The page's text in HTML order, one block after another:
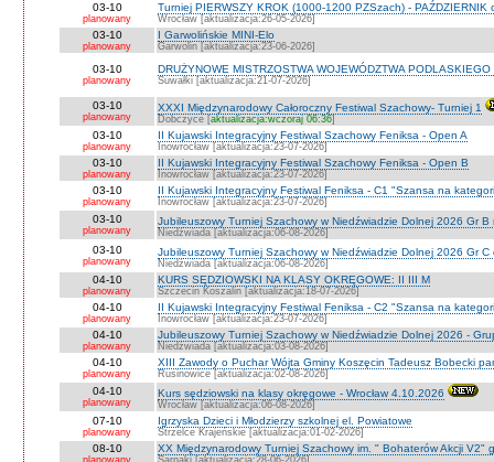
03-10
planowany
Turniej PIERWSZY KROK (1000-1200 PZSzach) - PAŹDZIERNIK
Wrocław [aktualizacja:26-05-2026]
03-10
planowany
I Garwolińskie MINI-Elo
Garwolin [aktualizacja:23-06-2026]
03-10
planowany
DRUŻYNOWE MISTRZOSTWA WOJEWÓDZTWA
Suwałki [aktualizacja:21-07-2026]
03-10
planowany
XXXI Międzynarodowy Całoroczny Festiwal Szachowy- Turniej 1
Dobczyce [aktualizacja:wczoraj 06:36]
03-10
planowany
II Kujawski Integracyjny Festiwal Szachowy Feniksa - Open A
Inowrocław [aktualizacja:23-07-2026]
03-10
planowany
II Kujawski Integracyjny Festiwal Szachowy Feniksa - Open B
Inowrocław [aktualizacja:23-07-2026]
03-10
planowany
II Kujawski Integracyjny Festiwal Feniksa - C1 "Szansa na
Inowrocław [aktualizacja:23-07-2026]
03-10
planowany
Jubileuszowy Turniej Szachowy w Niedźwiadzie Dolnej 2026 Gr
Niedźwiada [aktualizacja:06-08-2026]
03-10
planowany
Jubileuszowy Turniej Szachowy w Niedźwiadzie Dolnej 2026 Gr
Niedźwiada [aktualizacja:06-08-2026]
04-10
planowany
KURS SĘDZIOWSKI NA KLASY OKRĘGOWE: II III M
Szczecin Koszalin [aktualizacja:18-07-2026]
04-10
planowany
II Kujawski Integracyjny Festiwal Feniksa - C2 "Szansa na
Inowrocław [aktualizacja:23-07-2026]
04-10
planowany
Jubileuszowy Turniej Szachowy w Niedźwiadzie Dolnej 2026 -
Niedżwiada [aktualizacja:03-08-2026]
04-10
planowany
XIII Zawody o Puchar Wójta Gminy Koszęcin Tadeusz Bobecki
Rusinowice [aktualizacja:02-08-2026]
04-10
planowany
Kurs sędziowski na klasy okręgowe - Wrocław 4.10.2026
Wrocław [aktualizacja:06-08-2026]
07-10
planowany
Igrzyska Dzieci i Młodzierzy szkolnej el. Powiatowe
Strzelce Krajeńskie [aktualizacja:01-02-2026]
08-10
planowany
XX Międzynarodowy Turniej Szachowy im. " Bohaterów Akcji V2"
Sarnaki [aktualizacja:28-06-2026]